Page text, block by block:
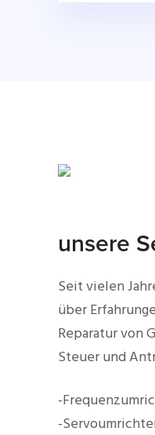
unsere
Seit vielen
über
Reparatur von
Steuer und
-
-